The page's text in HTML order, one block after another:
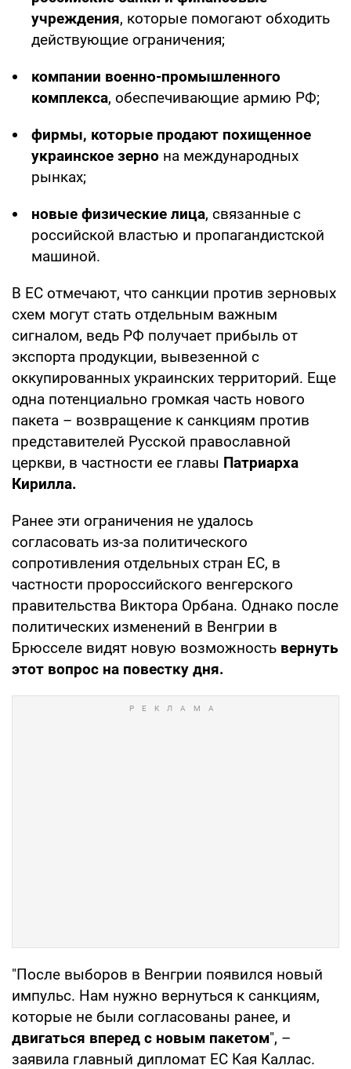
учреждения, которые помогают обходить
действующие ограничения;
компании военно-промышленного
комплекса, обеспечивающие армию РФ;
фирмы, которые продают похищенное
украинское зерно на международных
рынках;
новые физические лица, связанные с
российской властью и пропагандистской
машиной.
В ЕС отмечают, что санкции против зерновых
схем могут стать отдельным важным
сигналом, ведь РФ получает прибыль от
экспорта продукции, вывезенной с
оккупированных украинских территорий. Еще
одна потенциально громкая часть нового
пакета – возвращение к санкциям против
представителей Русской православной
церкви, в частности ее главы Патриарха
Кирилла.
Ранее эти ограничения не удалось
согласовать из-за политического
сопротивления отдельных стран ЕС, в
частности пророссийского венгерского
правительства Виктора Орбана. Однако после
политических изменений в Венгрии в
Брюсселе видят новую возможность вернуть
этот вопрос на повестку дня.
"После выборов в Венгрии появился новый
импульс. Нам нужно вернуться к санкциям,
которые не были согласованы ранее, и
двигаться вперед с новым пакетом", –
заявила главный дипломат ЕС Кая Каллас.